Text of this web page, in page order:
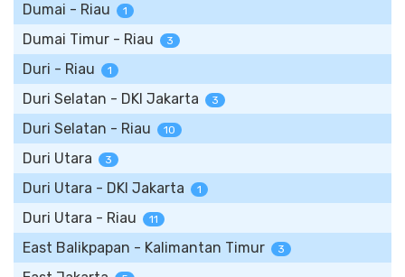
Dumai - Riau 1
Dumai Timur - Riau 3
Duri - Riau 1
Duri Selatan - DKI Jakarta 3
Duri Selatan - Riau 10
Duri Utara 3
Duri Utara - DKI Jakarta 1
Duri Utara - Riau 11
East Balikpapan - Kalimantan Timur 3